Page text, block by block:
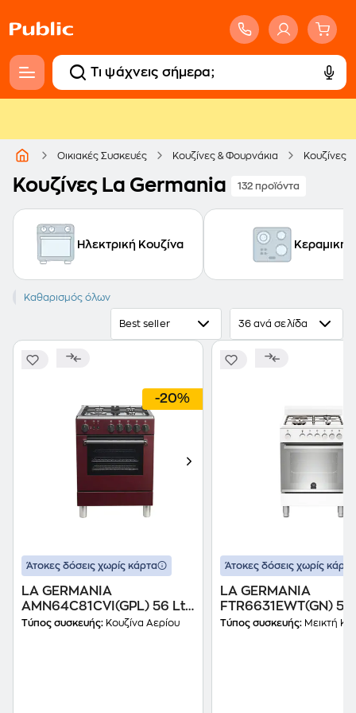
Οικιακές Συσκευές Κουζίνες & Φουρνάκια Κουζίνες
Κουζίνες La Germania 132 προϊόντα
Ηλεκτρική Κουζίνα Κεραμική
LA GERMANIA
Καθαρισμός όλων
Best seller 36 ανά σελίδα
-20%
Άτοκες δόσεις χωρίς κάρτα
LA GERMANIA
AMN64C81CVI(GPL) 56 Lt
Κόκκινο Κουζίνα
Τύπος συσκευής: Κουζίνα Αερίου
Άτοκες δόσεις χωρίς κάρτα
LA GERMANIA
FTR6631EWT(GN)
Λευκό Μεικτή
Τύπος συσκευής: Μεικτή